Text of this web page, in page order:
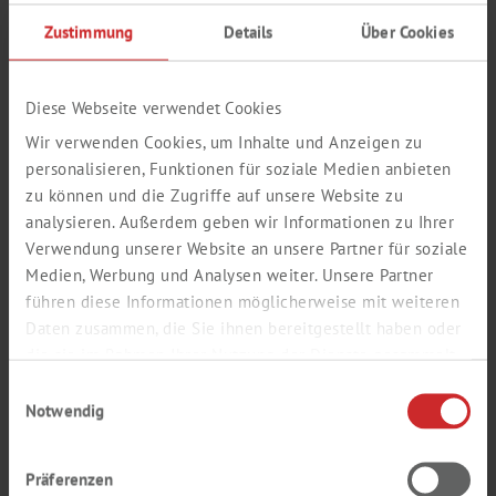
Zustimmung Details Über Cookies
Diese Webseite verwendet Cookies
Wir verwenden Cookies, um Inhalte und Anzeigen zu
personalisieren, Funktionen für soziale Medien anbieten
zu können und die Zugriffe auf unsere Website zu
analysieren. Außerdem geben wir Informationen zu Ihrer
Verwendung unserer Website an unsere Partner für soziale
Medien, Werbung und Analysen weiter. Unsere Partner
führen diese Informationen möglicherweise mit weiteren
Daten zusammen, die Sie ihnen bereitgestellt haben oder
Notwendig
Präferenzen